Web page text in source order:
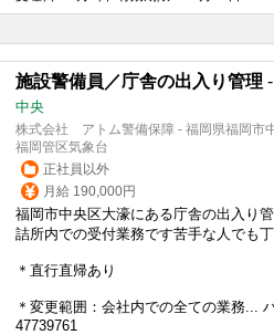
施設警備員／庁舎の出入り管理 -
中央
株式会社 アトム警備保障 - 福岡県福岡市
福岡管区気象台
正社員以外
月給 190,000円
福岡市中央区大濠にある庁舎の出入り管
詰所内での受付業務です苦手な人でも丁
＊ 直行直帰あり
＊変更範囲：会社内での全ての業務...
47739761